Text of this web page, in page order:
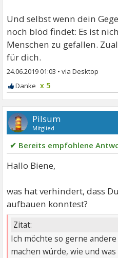
Und selbst wenn dein
noch blöd findet: Es ist
Menschen zu gefallen.
für dich.
24.06.2019 01:03 •
x 5
Pilsum
Mitglied
✔ Bereits empfohlene
Hallo Biene,
was hat verhindert, dass
aufbauen konntest?
Zitat:
Ich möchte so gerne
machen würde, wie und